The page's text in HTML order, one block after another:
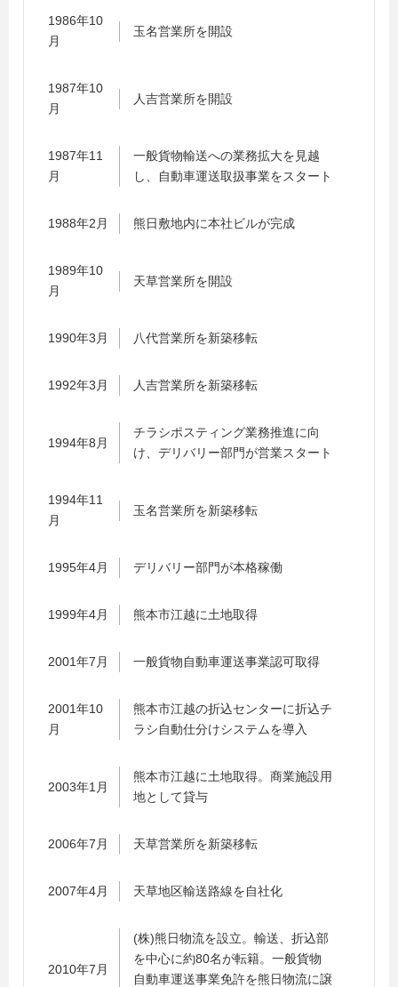
1986年10
月
玉名営業所を開設
1987年10
月
人吉営業所を開設
1987年11
月
一般貨物輸送への業務拡大を見越
し、自動車運送取扱事業をスタート
1988年2月 熊日敷地内に本社ビルが完成
1989年10
月
天草営業所を開設
1990年3月 八代営業所を新築移転
1992年3月 人吉営業所を新築移転
1994年8月
チラシポスティング業務推進に向
け、デリバリー部門が営業スタート
1994年11
月
玉名営業所を新築移転
1995年4月 デリバリー部門が本格稼働
1999年4月 熊本市江越に土地取得
2001年7月 一般貨物自動車運送事業認可取得
2001年10
月
熊本市江越の折込センターに折込チ
ラシ自動仕分けシステムを導入
2003年1月
熊本市江越に土地取得。商業施設用
地として貸与
2006年7月 天草営業所を新築移転
2007年4月 天草地区輸送路線を自社化
2010年7月
(株)熊日物流を設立。輸送、折込部
を中心に約80名が転籍。一般貨物
自動車運送事業免許を熊日物流に譲